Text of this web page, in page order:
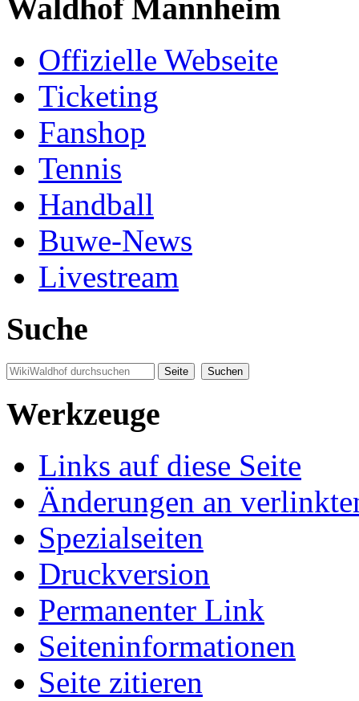
Waldhof Mannheim
Offizielle Webseite
Ticketing
Fanshop
Tennis
Handball
Buwe-News
Livestream
Suche
Werkzeuge
Links auf diese Seite
Änderungen an
Spezialseiten
Druckversion
Permanenter Link
Seiten­informationen
Seite zitieren